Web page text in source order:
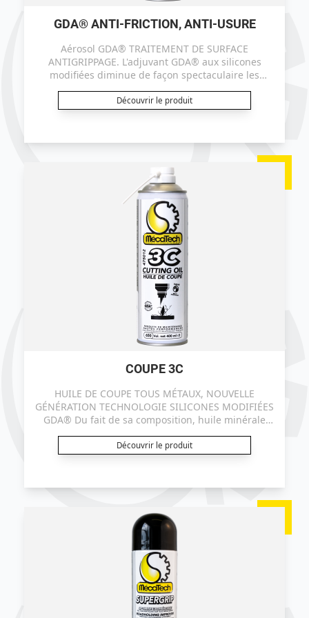
GDA® ANTI-FRICTION, ANTI-USURE
Aérosol GDA® TRAITEMENT DE SURFACE
ANTIGRIPPAGE. L'adjuvant GDA® aux silicones
modifiées diminue de façon spectaculaire les
moléculaire de l'état de surface des métaux
(épilamage silicones).
Découvrir le produit
COUPE 3C
HUILE DE COUPE TOUS MÉTAUX, NOUVELLE
GÉNÉRATION TECHNOLOGIE SILICONES MODIFIÉES
GDA® Du fait de sa composition, huile minérale
COUPE 3 C a un très fort pouvoir lubrifiant
(lubrification extrême pression).
Découvrir le produit